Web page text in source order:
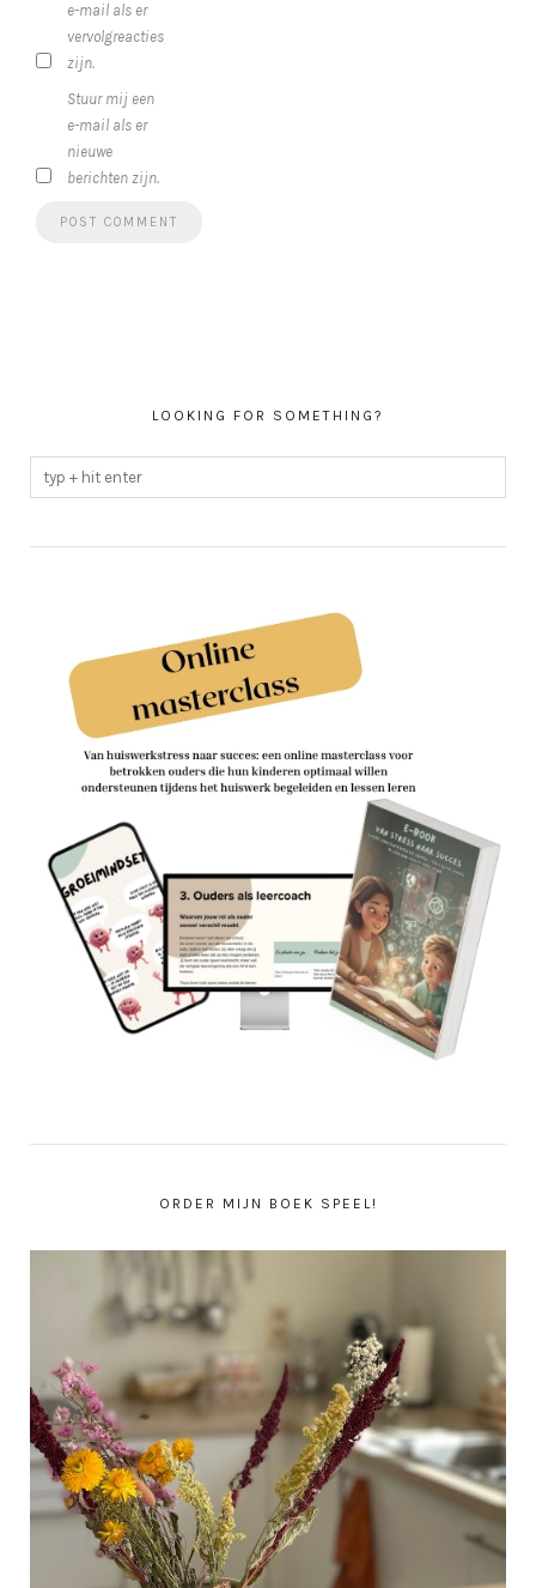
e-mail als er
vervolgreacties
zijn.
Stuur mij een
e-mail als er
nieuwe
berichten zijn.
LOOKING FOR SOMETHING?
ORDER MIJN BOEK SPEEL!